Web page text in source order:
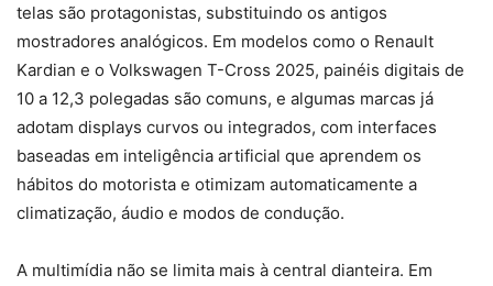
telas são protagonistas, substituindo os antigos
mostradores analógicos. Em modelos como o Renault
Kardian e o Volkswagen T-Cross 2025, painéis digitais de
10 a 12,3 polegadas são comuns, e algumas marcas já
adotam displays curvos ou integrados, com interfaces
baseadas em inteligência artificial que aprendem os
hábitos do motorista e otimizam automaticamente a
climatização, áudio e modos de condução.
A multimídia não se limita mais à central dianteira. Em